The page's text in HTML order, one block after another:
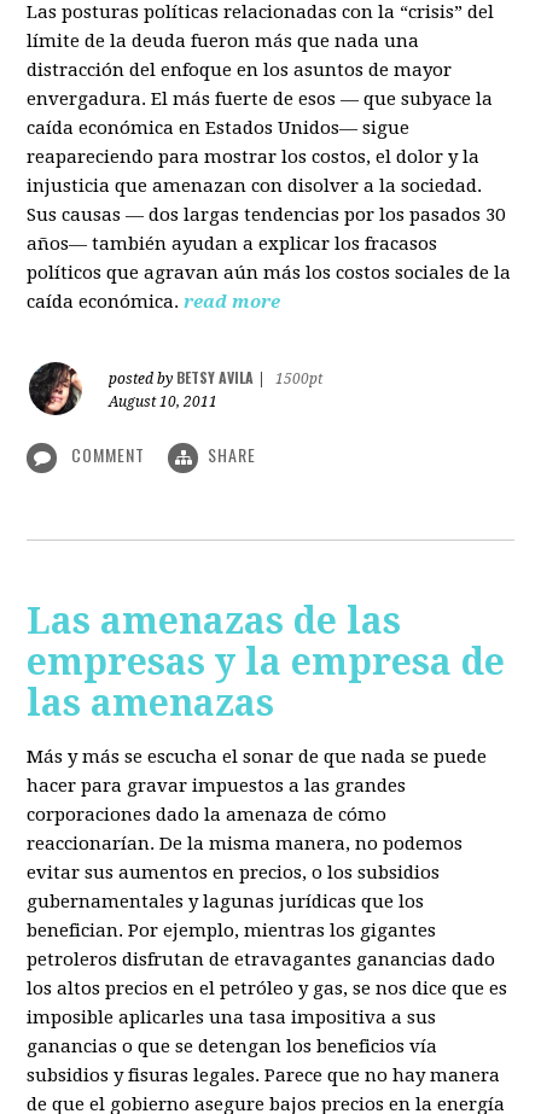
Las posturas políticas relacionadas con la “crisis” del
límite de la deuda fueron más que nada una
distracción del enfoque en los asuntos de mayor
envergadura. El más fuerte de esos — que subyace la
caída económica en Estados Unidos— sigue
reapareciendo para mostrar los costos, el dolor y la
injusticia que amenazan con disolver a la sociedad.
Sus causas — dos largas tendencias por los pasados 30
años— también ayudan a explicar los fracasos
políticos que agravan aún más los costos sociales de la
caída económica. read more
posted by BETSY AVILA
1500pt
August 10, 2011
COMMENT SHARE
Las amenazas de las
empresas y la empresa de
las amenazas
Más y más se escucha el sonar de que nada se puede
hacer para gravar impuestos a las grandes
corporaciones dado la amenaza de cómo
reaccionarían. De la misma manera, no podemos
evitar sus aumentos en precios, o los subsidios
gubernamentales y lagunas jurídicas que los
benefician. Por ejemplo, mientras los gigantes
petroleros disfrutan de etravagantes ganancias dado
los altos precios en el petróleo y gas, se nos dice que es
imposible aplicarles una tasa impositiva a sus
ganancias o que se detengan los beneficios vía
subsidios y fisuras legales. Parece que no hay manera
de que el gobierno asegure bajos precios en la energía